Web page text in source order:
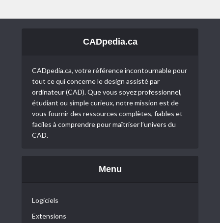
CADpedia.ca
CADpedia.ca, votre référence incontournable pour
tout ce qui concerne le design assisté par
ordinateur (CAD). Que vous soyez professionnel,
étudiant ou simple curieux, notre mission est de
vous fournir des ressources complètes, fiables et
faciles à comprendre pour maîtriser l’univers du
CAD.
Menu
Logiciels
Extensions